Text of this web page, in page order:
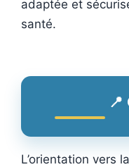
adaptée et
santé.
L’orientation vers